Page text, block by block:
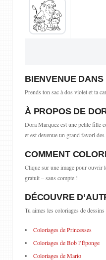
BIENVENUE
Prends ton sac à dos violet et ta
À PROPOS DE
Dora Marquez est une petite fille
et est devenue un grand favori
COMMENT
Clique sur une image pour ouvrir
gratuit – sans compte !
DÉCOUVRE
Tu aimes les coloriages de
Coloriages de Princesses
Coloriages de Bob l’Éponge
Coloriages de Mario